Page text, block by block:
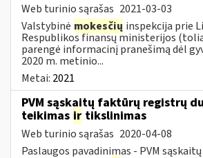
Web turinio sąrašas 2021-03-03
Valstybinė mokesčių inspekcija prie
Respublikos finansų ministerijos
parengė informacinį pranešimą dėl
2020 m. metinio...
Metai: 2021
PVM sąskaitų faktūrų registrų
teikimas ir tikslinimas
Web turinio sąrašas 2020-04-08
Paslaugos pavadinimas - PVM